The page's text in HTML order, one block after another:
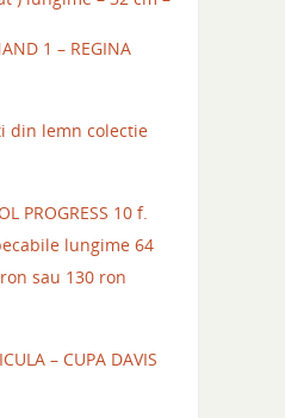
1 – REGINA
din lemn colectie
PROGRESS 10 f.
lungime 64
sau 130 ron
– CUPA DAVIS